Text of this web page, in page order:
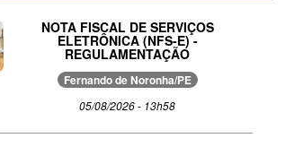
NOTA FISCAL DE SERVIÇOS
ELETRÔNICA (NFS-E) -
REGULAMENTAÇÃO
Fernando de Noronha/PE
05/08/2026 - 13h58